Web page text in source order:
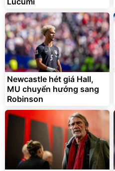
Newcastle hét giá Hall,
MU chuyển hướng sang
Robinson